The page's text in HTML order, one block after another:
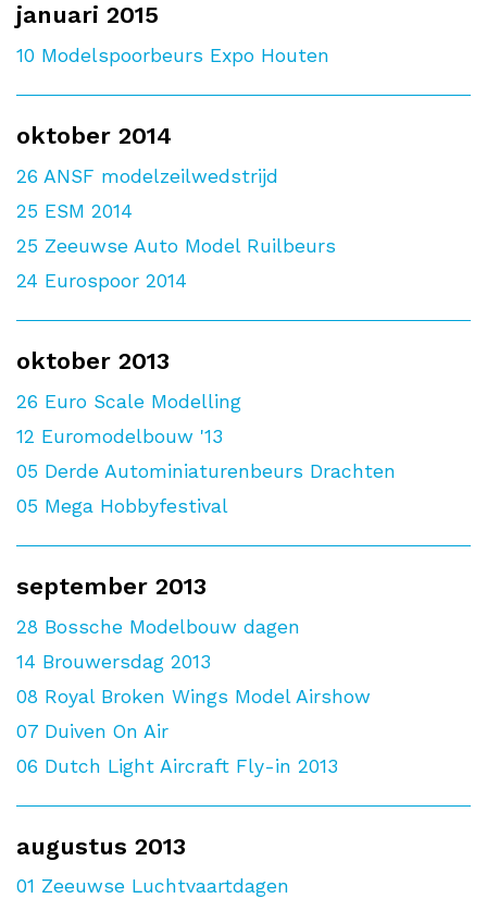
januari 2015
10 Modelspoorbeurs Expo Houten
oktober 2014
26 ANSF modelzeilwedstrijd
25 ESM 2014
25 Zeeuwse Auto Model Ruilbeurs
24 Eurospoor 2014
oktober 2013
26 Euro Scale Modelling
12 Euromodelbouw '13
05 Derde Autominiaturenbeurs Drachten
05 Mega Hobbyfestival
september 2013
28 Bossche Modelbouw dagen
14 Brouwersdag 2013
08 Royal Broken Wings Model Airshow
07 Duiven On Air
06 Dutch Light Aircraft Fly-in 2013
augustus 2013
01 Zeeuwse Luchtvaartdagen